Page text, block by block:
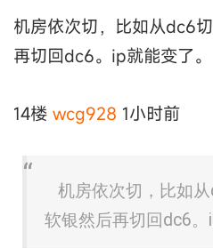
机房依次切，比如从dc6
再切回dc6。ip就能变了。
14楼 wcg928 1小时前
机房依次切，比如
软银然后再切回dc6。